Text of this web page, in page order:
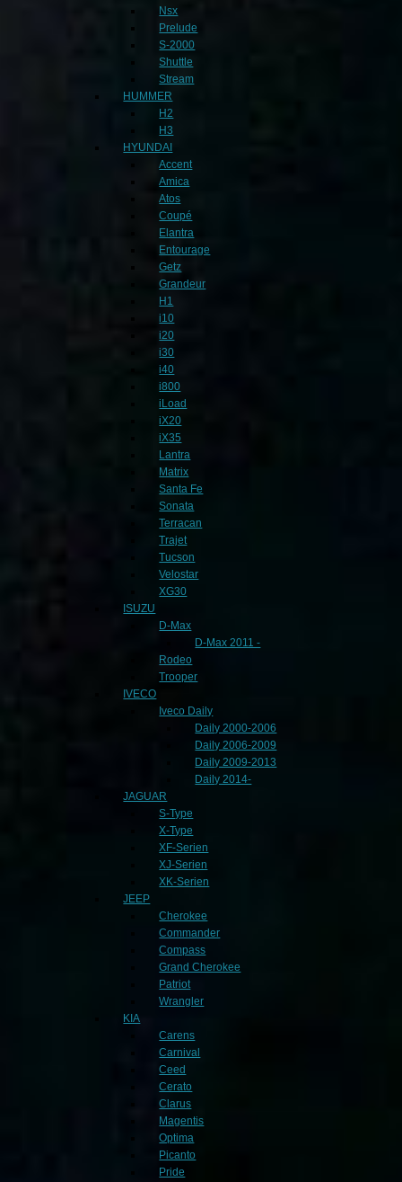
Nsx
Prelude
S-2000
Shuttle
Stream
HUMMER
H2
H3
HYUNDAI
Accent
Amica
Atos
Coupé
Elantra
Entourage
Getz
Grandeur
H1
i10
i20
i30
i40
i800
iLoad
iX20
iX35
Lantra
Matrix
Santa Fe
Sonata
Terracan
Trajet
Tucson
Velostar
XG30
ISUZU
D-Max
D-Max 2011 -
Rodeo
Trooper
IVECO
Iveco Daily
Daily 2000-2006
Daily 2006-2009
Daily 2009-2013
Daily 2014-
JAGUAR
S-Type
X-Type
XF-Serien
XJ-Serien
XK-Serien
JEEP
Cherokee
Commander
Compass
Grand Cherokee
Patriot
Wrangler
KIA
Carens
Carnival
Ceed
Cerato
Clarus
Magentis
Optima
Picanto
Pride